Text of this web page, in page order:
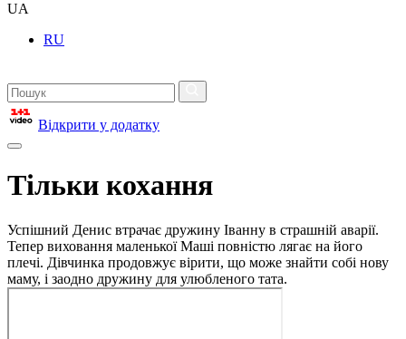
UA
RU
Відкрити у додатку
Тільки кохання
Успішний Денис втрачає дружину Іванну в страшній аварії.
Тепер виховання маленької Маші повністю лягає на його
плечі. Дівчинка продовжує вірити, що може знайти собі нову
маму, і заодно дружину для улюбленого тата.